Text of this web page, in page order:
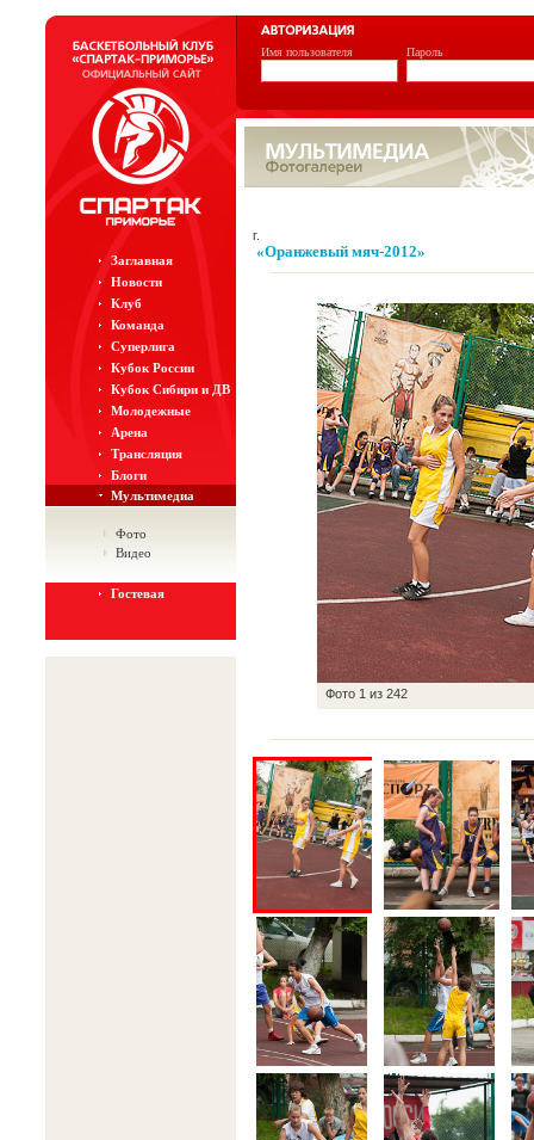
Имя пользователя Пароль
Заглавная
Новости
Клуб
Команда
Суперлига
Кубок России
Кубок Сибири и ДВ
Молодежные
Арена
Трансляция
Блоги
Мультимедиа
Фото
Видео
Гостевая
г.
«Оранжевый мяч-2012»
Фото 1 из 242